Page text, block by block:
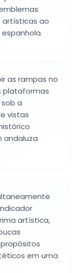
artísticas ao
as rampas no
plataformas
a
vistas
andaluza
artística,
em uma